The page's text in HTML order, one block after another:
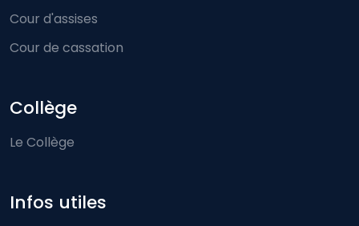
Cour d'assises
Cour de cassation
Collège
Le Collège
Infos utiles